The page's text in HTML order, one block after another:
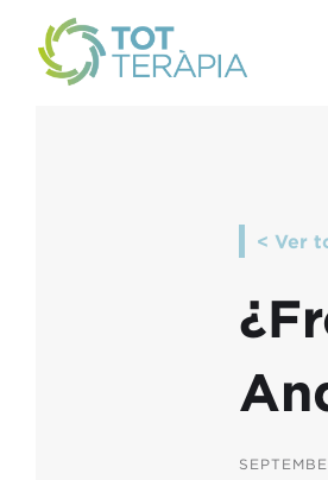
< Ver